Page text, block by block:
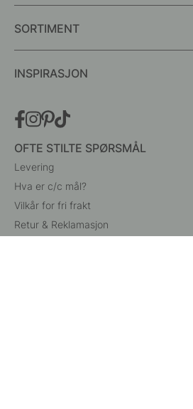
SORTIMENT
INSPIRASJON
OFTE STILTE SPØRSMÅL
Levering
Hva er c/c mål?
Vilkår for fri frakt
Retur & Reklamasjon